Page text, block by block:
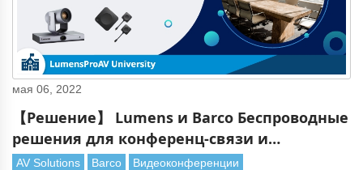
мая 06, 2022
【Решение】 Lumens и Barco Беспроводные
решения для конференц-связи и
совместной работы
AV Solutions Barco Видеоконференции